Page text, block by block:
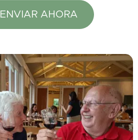
ENVIAR AHORA